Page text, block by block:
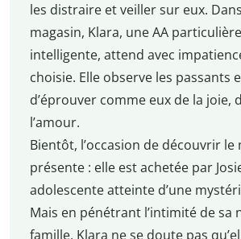
les distraire et veiller sur eux.
magasin, Klara, une AA
intelligente, attend avec
choisie. Elle observe les passants
d’éprouver comme eux de la joie,
l’amour.
Bientôt, l’occasion de découvrir le
présente : elle est achetée par
adolescente atteinte d’une
Mais en pénétrant l’intimité de sa
famille, Klara ne se doute pas